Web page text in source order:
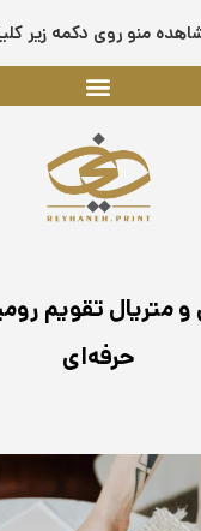
منو روی دکمه زیر
متریال تقویم
حرفه‌ای